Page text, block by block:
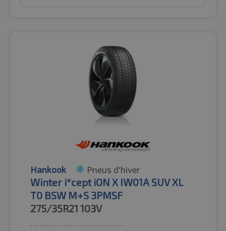
Hankook Pneus d'hiver
Winter i*cept iON X IW01A SUV XL
T0 BSW M+S 3PMSF
275/35R21 103V